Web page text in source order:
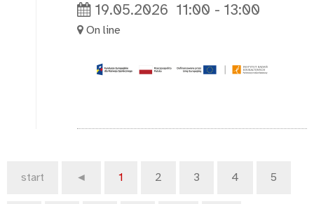
19.05.2026 11:00 - 13:00
On line
start ◄ 1 2 3 4 5